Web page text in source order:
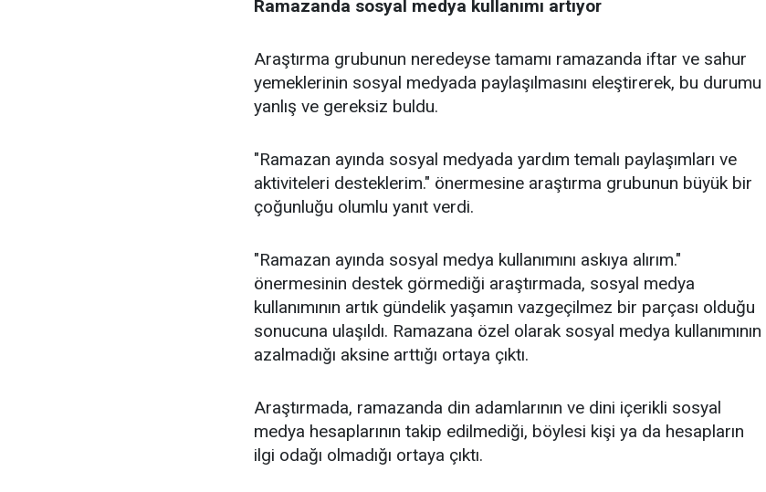
Ramazanda sosyal medya kullanımı artıyor
Araştırma grubunun neredeyse tamamı ramazanda iftar ve sahur
yemeklerinin sosyal medyada paylaşılmasını eleştirerek, bu durumu
yanlış ve gereksiz buldu.
"Ramazan ayında sosyal medyada yardım temalı paylaşımları ve
aktiviteleri desteklerim." önermesine araştırma grubunun büyük bir
çoğunluğu olumlu yanıt verdi.
"Ramazan ayında sosyal medya kullanımını askıya alırım."
önermesinin destek görmediği araştırmada, sosyal medya
kullanımının artık gündelik yaşamın vazgeçilmez bir parçası olduğu
sonucuna ulaşıldı. Ramazana özel olarak sosyal medya kullanımının
azalmadığı aksine arttığı ortaya çıktı.
Araştırmada, ramazanda din adamlarının ve dini içerikli sosyal
medya hesaplarının takip edilmediği, böylesi kişi ya da hesapların
ilgi odağı olmadığı ortaya çıktı.